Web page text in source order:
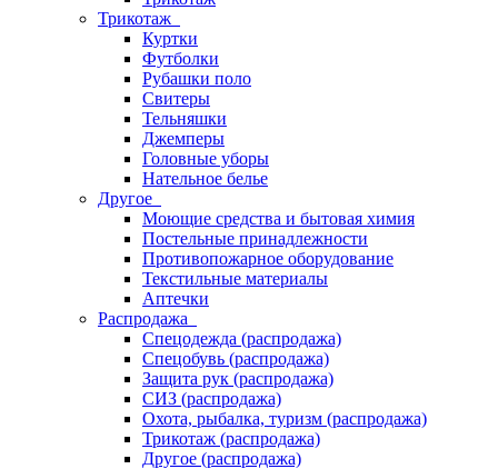
Трикотаж
Куртки
Футболки
Рубашки поло
Свитеры
Тельняшки
Джемперы
Головные уборы
Нательное белье
Другое
Моющие средства и бытовая химия
Постельные принадлежности
Противопожарное оборудование
Текстильные материалы
Аптечки
Распродажа
Спецодежда (распродажа)
Спецобувь (распродажа)
Защита рук (распродажа)
СИЗ (распродажа)
Охота, рыбалка, туризм (распродажа)
Трикотаж (распродажа)
Другое (распродажа)